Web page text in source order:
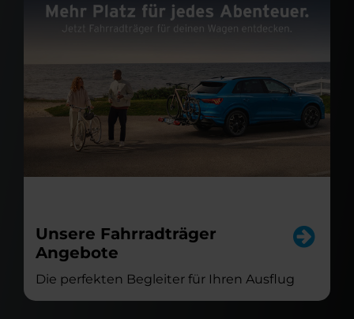
Unsere Fahrradträger
Angebote
Die perfekten Begleiter für Ihren Ausflug